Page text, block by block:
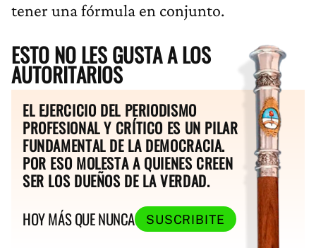
tener una fórmula en conjunto.
ESTO NO LES GUSTA A LOS
AUTORITARIOS
EL EJERCICIO DEL PERIODISMO
PROFESIONAL Y CRÍTICO ES UN PILAR
FUNDAMENTAL DE LA DEMOCRACIA.
POR ESO MOLESTA A QUIENES CREEN
SER LOS DUEÑOS DE LA VERDAD.
HOY MÁS QUE NUNCA
SUSCRIBITE